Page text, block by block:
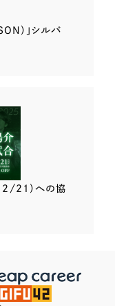
）」 シルバ
21）への協